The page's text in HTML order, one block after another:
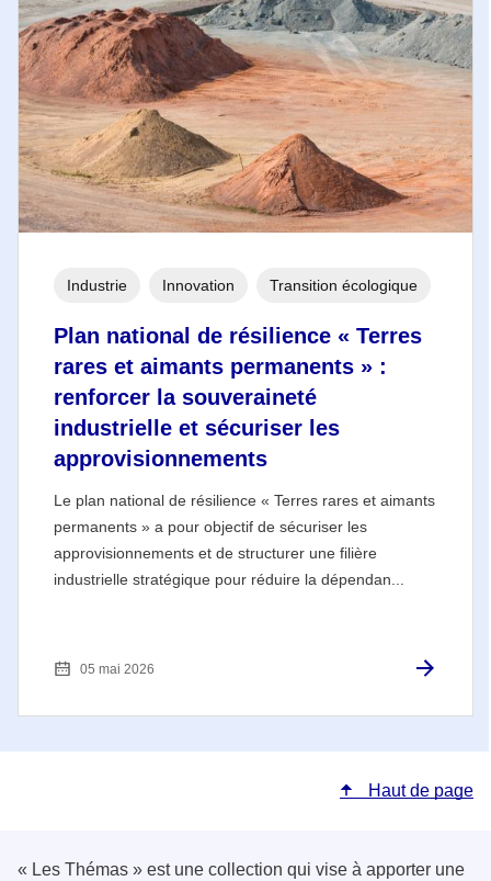
Plan national de résilience « Terres
rares et aimants permanents » :
renforcer la souveraineté
industrielle et sécuriser les
approvisionnements
Le plan national de résilience « Terres rares et aimants
permanents » a pour objectif de sécuriser les
approvisionnements et de structurer une filière
industrielle stratégique pour réduire la dépendan...
Industrie Innovation Transition écologique
05 mai 2026
Haut de page
« Les Thémas » est une collection qui vise à apporter une